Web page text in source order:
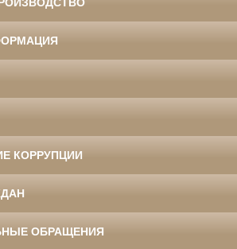
КОРРУПЦИИ
ОБРАЩЕНИЯ